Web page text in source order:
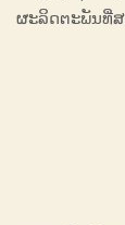
ຜະລິດຕະພັນທີ່ສ